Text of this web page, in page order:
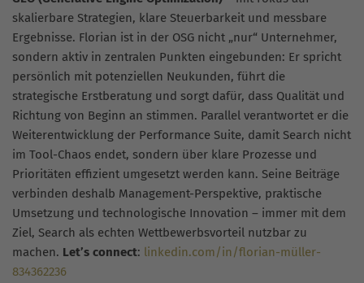
skalierbare Strategien, klare Steuerbarkeit und messbare
Ergebnisse. Florian ist in der OSG nicht „nur“ Unternehmer,
sondern aktiv in zentralen Punkten eingebunden: Er spricht
persönlich mit potenziellen Neukunden, führt die
strategische Erstberatung und sorgt dafür, dass Qualität und
Richtung von Beginn an stimmen. Parallel verantwortet er die
Weiterentwicklung der Performance Suite, damit Search nicht
im Tool-Chaos endet, sondern über klare Prozesse und
Prioritäten effizient umgesetzt werden kann. Seine Beiträge
verbinden deshalb Management-Perspektive, praktische
Umsetzung und technologische Innovation – immer mit dem
Ziel, Search als echten Wettbewerbsvorteil nutzbar zu
machen. Let’s connect: linkedin.com/in/florian-müller-
834362236